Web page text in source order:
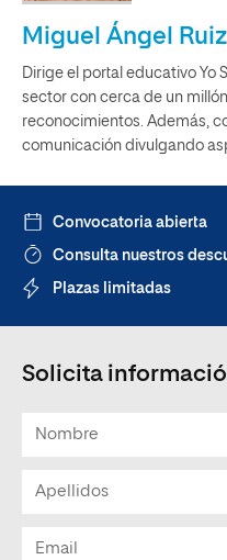
Miguel Ángel
Dirige el portal educativo Yo
sector con cerca de un
reconocimientos. Además,
comunicación divulgando
Convocatoria abierta
Consulta nuestros
Plazas limitadas
Solicita